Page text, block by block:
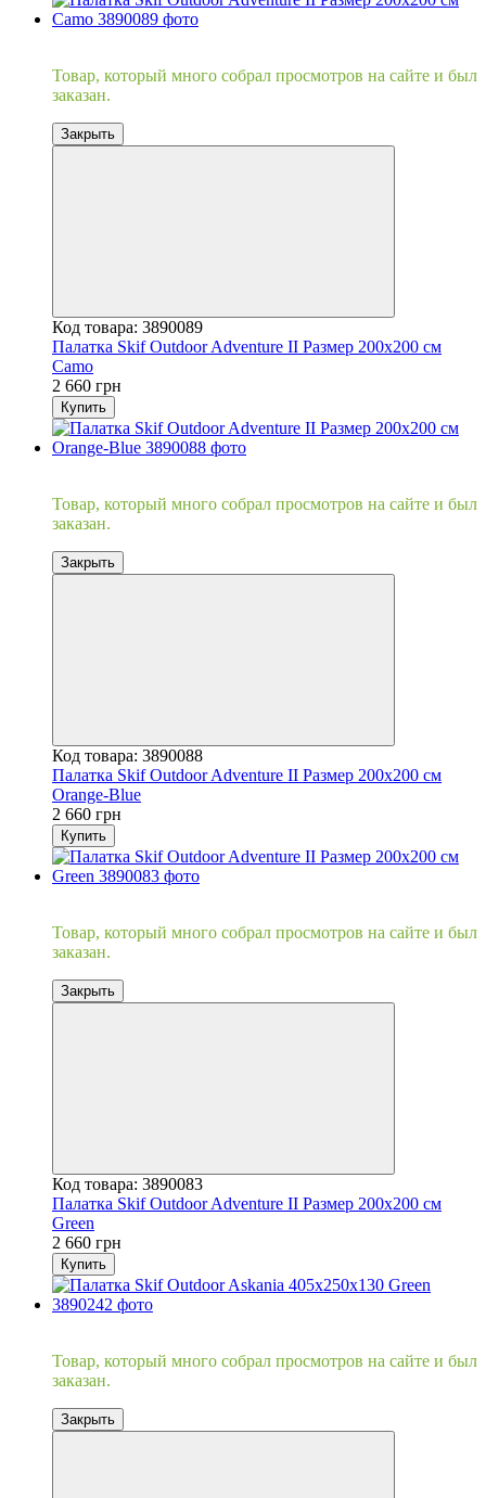
Товар, который много собрал просмотров на сайте и был
заказан.
Закрыть
Код товара: 3890089
Палатка Skif Outdoor Adventure II Размер 200x200 см
Camo
2 660 грн
Купить
Товар, который много собрал просмотров на сайте и был
заказан.
Закрыть
Код товара: 3890088
Палатка Skif Outdoor Adventure II Размер 200x200 см
Orange-Blue
2 660 грн
Купить
Товар, который много собрал просмотров на сайте и был
заказан.
Закрыть
Код товара: 3890083
Палатка Skif Outdoor Adventure II Размер 200x200 см
Green
2 660 грн
Купить
Товар, который много собрал просмотров на сайте и был
заказан.
Закрыть